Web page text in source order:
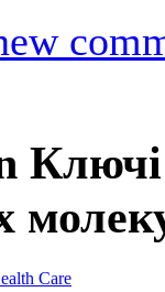
Ключі
Care